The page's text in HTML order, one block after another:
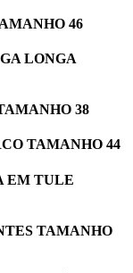
46
LONGA
38
TAMANHO 44
EM TULE
TAMANHO